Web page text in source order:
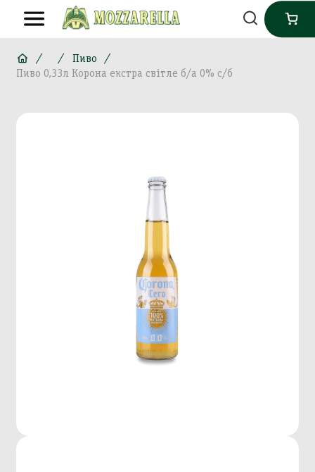
Пиво
Пиво 0,33л Корона екстра світле б/а 0% с/б